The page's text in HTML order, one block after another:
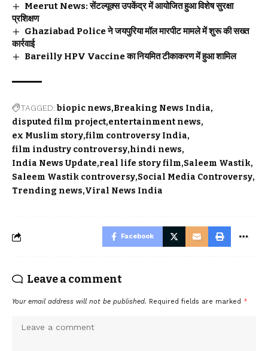
Meerut News: सेंटल्यूक्स उपकेंद्र में आयोजित हुआ विशेष सुरक्षा
प्रशिक्षण
Ghaziabad Police ने जयपुरिया मॉल मारपीट मामले में शुरू की सख्त
कार्रवाई
Bareilly HPV Vaccine का नियमित टीकाकरण में हुआ शामिल
TAGGED:biopic news Breaking News India
disputed film project entertainment news
ex Muslim story film controversy India
film industry controversy hindi news
India News Update real life story film Saleem Wastik
Saleem Wastik controversy Social Media Controversy
Trending news Viral News India
Facebook
Leave a comment
Your email address will not be published. Required fields are marked *